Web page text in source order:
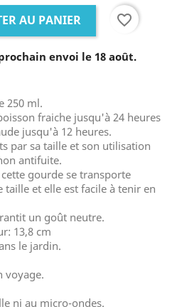
AU PANIER favorite_border
envoi le 18 août.
250 ml.
fraiche jusqu'à 24 heures
jusqu'à 12 heures.
par sa taille et son utilisation
antifuite.
gourde se transporte
taille et elle est facile à tenir en
un goût neutre.
13,8 cm
le jardin.
voyage.
ni au micro-ondes.